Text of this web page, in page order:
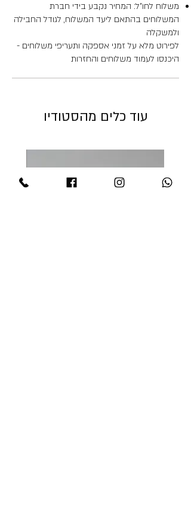
משלוח לחו"ל: המחיר נקבע בידי חברת
המשלוחים בהתאם ליעד המשלוח, לגודל החבילה
ולמשקלה
לפירוט מלא על זמני אספקה ותעריפי משלוחים -
היכנסו לעמוד משלוחים והחזרות
עוד כלים מהסטודיו